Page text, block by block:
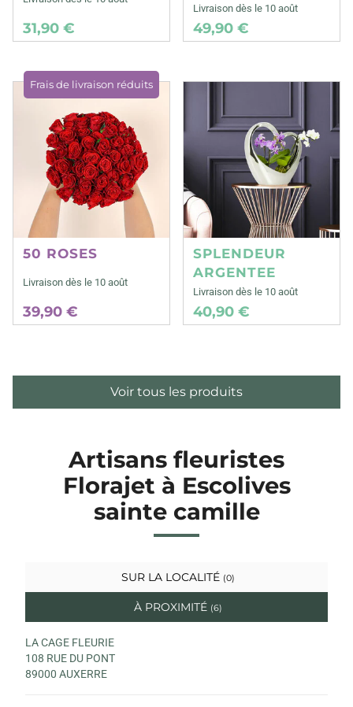
31,90 €
Livraison dès le 10 août
49,90 €
Frais de livraison réduits
50 ROSES
Livraison dès le 10 août
39,90 €
SPLENDEUR
ARGENTEE
Livraison dès le 10 août
40,90 €
Voir tous les produits
Artisans fleuristes
Florajet à Escolives
sainte camille
SUR LA LOCALITÉ (0)
À PROXIMITÉ (6)
LA CAGE FLEURIE
108 RUE DU PONT
89000 AUXERRE